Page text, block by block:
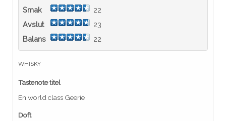
Smak
22
Avslut
23
Balans
22
WHISKY
Tastenote titel
En world class Geerie
Doft